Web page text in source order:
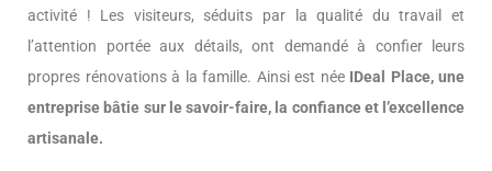
activité ! Les visiteurs, séduits par la qualité du travail et
l’attention portée aux détails, ont demandé à confier leurs
propres rénovations à la famille. Ainsi est née IDeal Place, une
entreprise bâtie sur le savoir-faire, la confiance et l’excellence
artisanale.